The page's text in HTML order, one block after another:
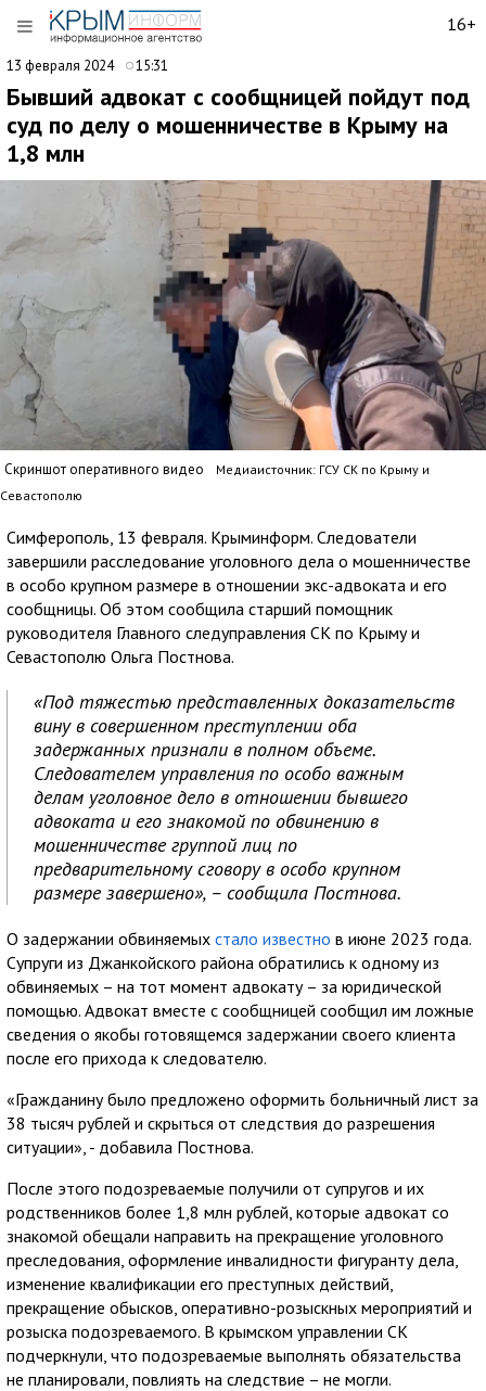
16+
13 февраля 2024 15:31
Бывший адвокат с сообщницей пойдут под
суд по делу о мошенничестве в Крыму на
1,8 млн
Скриншот оперативного видео
Медиаисточник: ГСУ СК по Крыму и
Севастополю
Симферополь, 13 февраля. Крыминформ. Следователи
завершили расследование уголовного дела о мошенничестве
в особо крупном размере в отношении экс-адвоката и его
сообщницы. Об этом сообщила старший помощник
руководителя Главного следуправления СК по Крыму и
Севастополю Ольга Постнова.
«Под тяжестью представленных доказательств
вину в совершенном преступлении оба
задержанных признали в полном объеме.
Следователем управления по особо важным
делам уголовное дело в отношении бывшего
адвоката и его знакомой по обвинению в
мошенничестве группой лиц по
предварительному сговору в особо крупном
размере завершено», – сообщила Постнова.
О задержании обвиняемых стало известно в июне 2023 года.
Супруги из Джанкойского района обратились к одному из
обвиняемых – на тот момент адвокату – за юридической
помощью. Адвокат вместе с сообщницей сообщил им ложные
сведения о якобы готовящемся задержании своего клиента
после его прихода к следователю.
«Гражданину было предложено оформить больничный лист за
38 тысяч рублей и скрыться от следствия до разрешения
ситуации», - добавила Постнова.
После этого подозреваемые получили от супругов и их
родственников более 1,8 млн рублей, которые адвокат со
знакомой обещали направить на прекращение уголовного
преследования, оформление инвалидности фигуранту дела,
изменение квалификации его преступных действий,
прекращение обысков, оперативно-розыскных мероприятий и
розыска подозреваемого. В крымском управлении СК
подчеркнули, что подозреваемые выполнять обязательства
не планировали, повлиять на следствие – не могли.